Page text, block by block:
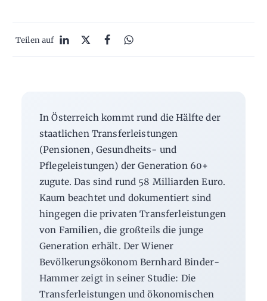
Teilen auf
In Österreich kommt rund die Hälfte der
staatlichen Transferleistungen
(Pensionen, Gesundheits- und
Pflegeleistungen) der Generation 60+
zugute. Das sind rund 58 Milliarden Euro.
Kaum beachtet und dokumentiert sind
hingegen die privaten Transferleistungen
von Familien, die großteils die junge
Generation erhält. Der Wiener
Bevölkerungsökonom Bernhard Binder-
Hammer zeigt in seiner Studie: Die
Transferleistungen und ökonomischen